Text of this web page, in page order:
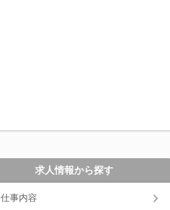
求人情報から探す
仕事内容